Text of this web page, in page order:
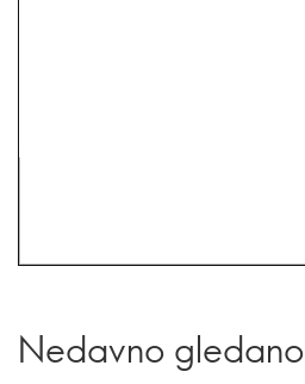
Nedavno gledano